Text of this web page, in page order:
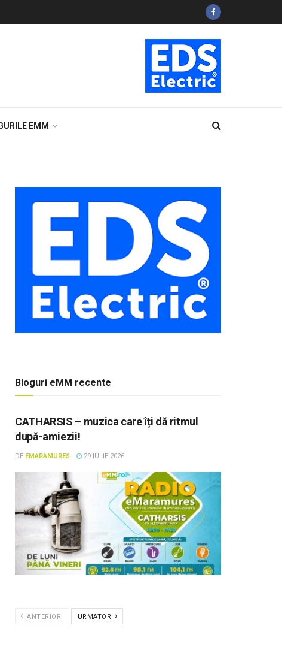
EMM
Bloguri eMM recente
CATHARSIS – muzica care îți dă ritmul
după-amiezii!
DE EMARAMUREȘ 29 IULIE 2026
ANTERIOR URMATOR